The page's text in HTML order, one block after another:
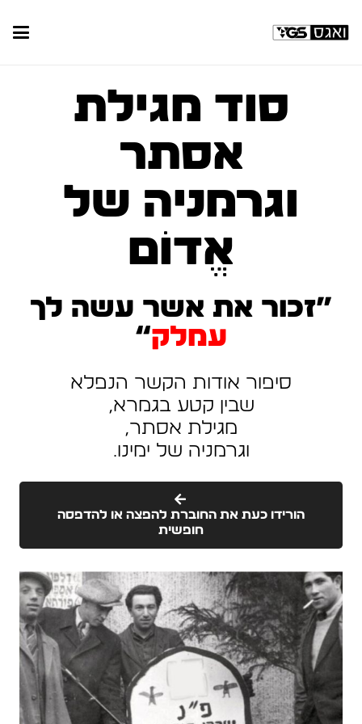
סוד מגילת
אסתר
וגרמניה של
אֱדוֹם
”זכור את אשר עשה לך
עמלק“
סיפור אודות הקשר הנפלא
שבין קטע בגמרא,
מגילת אסתר,
וגרמניה של ימינו.
הורידו כעת את החוברת להפצה או להדפסה
חופשית